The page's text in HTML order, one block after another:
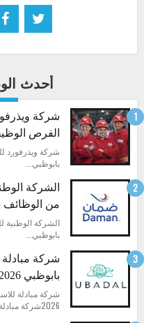
أحدث
شركة
الفرص
شركة ويذرفورد
بابوظبي...
الشركة
من الوظائف
الشركة
بابوظبي...
شركة
بابوظبي 2026
شركة مبادلة
2026شركة مبادلة...